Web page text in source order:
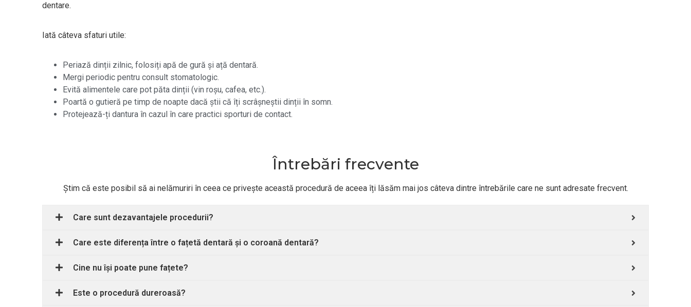
dentare.
Iată câteva sfaturi utile:
Periază dinții zilnic, folosiți apă de gură și ață dentară.
Mergi periodic pentru consult stomatologic.
Evită alimentele care pot păta dinții (vin roșu, cafea, etc.).
Poartă o gutieră pe timp de noapte dacă știi că îți scrâșneștii dinții în somn.
Protejează-ți dantura în cazul în care practici sporturi de contact.
Întrebări frecvente
Știm că este posibil să ai nelămuriri în ceea ce privește această procedură de aceea îți lăsăm mai jos câteva dintre întrebările care ne sunt adresate frecvent.
Care sunt dezavantajele procedurii?
Care este diferența între o fațetă dentară și o coroană dentară?
Cine nu își poate pune fațete?
Este o procedură dureroasă?